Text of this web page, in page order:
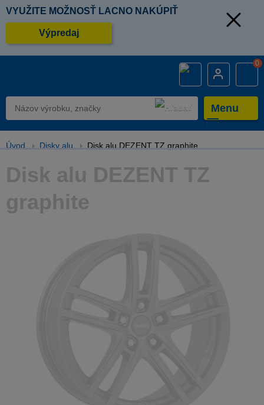
VYUŽITE MOŽNOSŤ LACNO NAKÚPIŤ
Výpredaj
0
Menu
Úvod Disky alu Disk alu DEZENT TZ graphite
Disk alu DEZENT TZ
graphite